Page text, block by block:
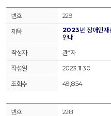
229
2023년 장애인재
안내
관*자
2023.11.30
49,854
228